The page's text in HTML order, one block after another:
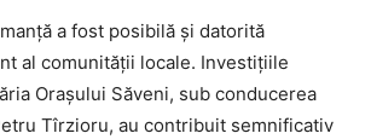
a fost posibilă și datorită
al comunității locale. Investițiile
Orașului Săveni, sub conducerea
Tîrzioru, au contribuit semnificativ